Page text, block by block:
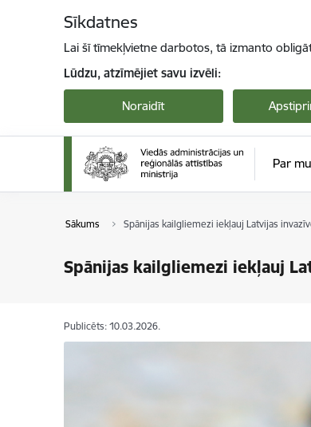
Sīkdatnes
Lai šī tīmekļvietne darbotos, tā izmanto
Lūdzu, atzīmējiet savu izvēli:
Noraidīt
Par
Sākums Spānijas kailgliemezi iekļauj Latvijas
Spānijas kailgliemezi iekļauj
Publicēts: 10.03.2026.